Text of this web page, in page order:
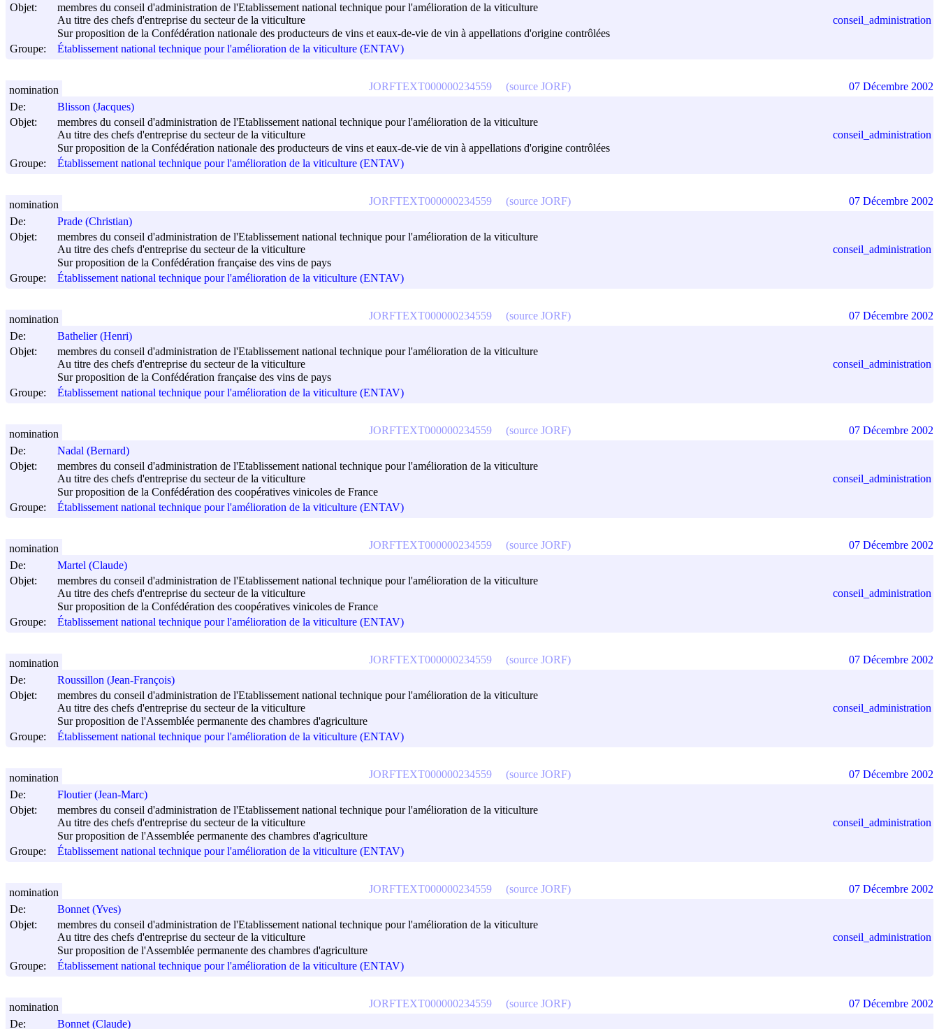
Objet:
membres du conseil d'administration de l'Etablissement national technique pour l'amélioration de la viticulture
Au titre des chefs d'entreprise du secteur de la viticulture
Sur proposition de la Confédération nationale des producteurs de vins et eaux-de-vie de vin à appellations d'origine contrôlées
Groupe:
Établissement national technique pour l'amélioration de la viticulture (ENTAV)
conseil_administration
De:
Blisson (Jacques)
Objet:
membres du conseil d'administration de l'Etablissement national technique pour l'amélioration de la viticulture
Au titre des chefs d'entreprise du secteur de la viticulture
Sur proposition de la Confédération nationale des producteurs de vins et eaux-de-vie de vin à appellations d'origine contrôlées
Groupe:
Établissement national technique pour l'amélioration de la viticulture (ENTAV)
conseil_administration
JORFTEXT000000234559 (source JORF)
nomination 07 Décembre 2002
De:
Prade (Christian)
Objet:
membres du conseil d'administration de l'Etablissement national technique pour l'amélioration de la viticulture
Au titre des chefs d'entreprise du secteur de la viticulture
Sur proposition de la Confédération française des vins de pays
Groupe:
Établissement national technique pour l'amélioration de la viticulture (ENTAV)
conseil_administration
JORFTEXT000000234559 (source JORF)
nomination 07 Décembre 2002
De:
Bathelier (Henri)
Objet:
membres du conseil d'administration de l'Etablissement national technique pour l'amélioration de la viticulture
Au titre des chefs d'entreprise du secteur de la viticulture
Sur proposition de la Confédération française des vins de pays
Groupe:
Établissement national technique pour l'amélioration de la viticulture (ENTAV)
conseil_administration
JORFTEXT000000234559 (source JORF)
nomination 07 Décembre 2002
De:
Nadal (Bernard)
Objet:
membres du conseil d'administration de l'Etablissement national technique pour l'amélioration de la viticulture
Au titre des chefs d'entreprise du secteur de la viticulture
Sur proposition de la Confédération des coopératives vinicoles de France
Groupe:
Établissement national technique pour l'amélioration de la viticulture (ENTAV)
conseil_administration
JORFTEXT000000234559 (source JORF)
nomination 07 Décembre 2002
De:
Martel (Claude)
Objet:
membres du conseil d'administration de l'Etablissement national technique pour l'amélioration de la viticulture
Au titre des chefs d'entreprise du secteur de la viticulture
Sur proposition de la Confédération des coopératives vinicoles de France
Groupe:
Établissement national technique pour l'amélioration de la viticulture (ENTAV)
conseil_administration
JORFTEXT000000234559 (source JORF)
nomination 07 Décembre 2002
De:
Roussillon (Jean-François)
Objet:
membres du conseil d'administration de l'Etablissement national technique pour l'amélioration de la viticulture
Au titre des chefs d'entreprise du secteur de la viticulture
Sur proposition de l'Assemblée permanente des chambres d'agriculture
Groupe:
Établissement national technique pour l'amélioration de la viticulture (ENTAV)
conseil_administration
JORFTEXT000000234559 (source JORF)
nomination 07 Décembre 2002
De:
Floutier (Jean-Marc)
Objet:
membres du conseil d'administration de l'Etablissement national technique pour l'amélioration de la viticulture
Au titre des chefs d'entreprise du secteur de la viticulture
Sur proposition de l'Assemblée permanente des chambres d'agriculture
Groupe:
Établissement national technique pour l'amélioration de la viticulture (ENTAV)
conseil_administration
JORFTEXT000000234559 (source JORF)
nomination 07 Décembre 2002
De:
Bonnet (Yves)
Objet:
membres du conseil d'administration de l'Etablissement national technique pour l'amélioration de la viticulture
Au titre des chefs d'entreprise du secteur de la viticulture
Sur proposition de l'Assemblée permanente des chambres d'agriculture
Groupe:
Établissement national technique pour l'amélioration de la viticulture (ENTAV)
conseil_administration
JORFTEXT000000234559 (source JORF)
nomination 07 Décembre 2002
De:
Bonnet (Claude)
JORFTEXT000000234559 (source JORF)
nomination 07 Décembre 2002